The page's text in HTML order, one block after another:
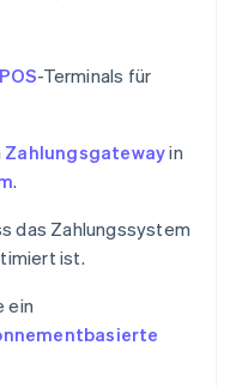
-Terminals für
Zahlungsgatewayin
.
das Zahlungssystem
ist.
ein